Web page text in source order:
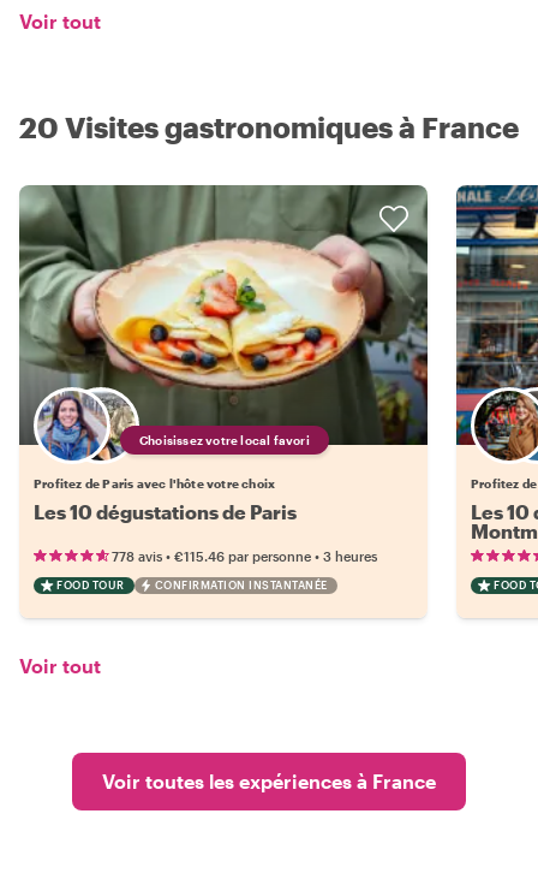
Voir tout
20 Visites gastronomiques à France
Choisissez votre local favori
Profitez de Paris avec l'hôte votre choix
Les 10 dégustations de Paris
778 avis • €115.46 par personne • 3 heures
FOOD TOUR CONFIRMATION INSTANTANÉE
Profitez
Les 10
FOOD
Voir tout
Voir toutes les expériences à France